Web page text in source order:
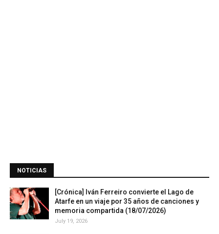
NOTICIAS
[Crónica] Iván Ferreiro convierte el Lago de
Atarfe en un viaje por 35 años de canciones y
memoria compartida (18/07/2026)
July 19, 2026